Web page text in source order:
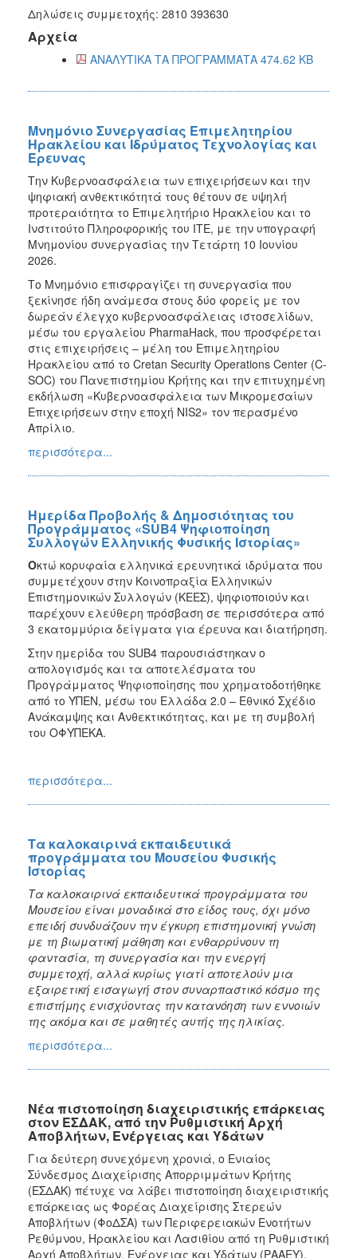
Δηλώσεις συμμετοχής: 2810 393630
Αρχεία
ΑΝΑΛΥΤΙΚΑ ΤΑ ΠΡΟΓΡΑΜΜΑΤΑ 474.62 KB
Μνημόνιο Συνεργασίας Επιμελητηρίου
Ηρακλείου και Ιδρύματος Τεχνολογίας και
Έρευνας
Την Κυβερνοασφάλεια των επιχειρήσεων και την
ψηφιακή ανθεκτικότητά τους θέτουν σε υψηλή
προτεραιότητα το Επιμελητήριο Ηρακλείου και το
Ινστιτούτο Πληροφορικής του ΙΤΕ, με την υπογραφή
Μνημονίου συνεργασίας την Τετάρτη 10 Ιουνίου
2026.
Το Μνημόνιο επισφραγίζει τη συνεργασία που
ξεκίνησε ήδη ανάμεσα στους δύο φορείς με τον
δωρεάν έλεγχο κυβερνοασφάλειας ιστοσελίδων,
μέσω του εργαλείου PharmaHack, που προσφέρεται
στις επιχειρήσεις – μέλη του Επιμελητηρίου
Ηρακλείου από το Cretan Security Operations Center (C-
SOC) του Πανεπιστημίου Κρήτης και την επιτυχημένη
εκδήλωση «Κυβερνοασφάλεια των Μικρομεσαίων
Επιχειρήσεων στην εποχή NIS2» τον περασμένο
Απρίλιο.
περισσότερα...
Ημερίδα Προβολής & Δημοσιότητας του
Προγράμματος «SUB4 Ψηφιοποίηση
Συλλογών Ελληνικής Φυσικής Ιστορίας»
Οκτώ κορυφαία ελληνικά ερευνητικά ιδρύματα που
συμμετέχουν στην Κοινοπραξία Ελληνικών
Επιστημονικών Συλλογών (ΚΕΕΣ), ψηφιοποιούν και
παρέχουν ελεύθερη πρόσβαση σε περισσότερα από
3 εκατομμύρια δείγματα για έρευνα και διατήρηση.
Στην ημερίδα του SUB4 παρουσιάστηκαν ο
απολογισμός και τα αποτελέσματα του
Προγράμματος Ψηφιοποίησης που χρηματοδοτήθηκε
από το ΥΠΕΝ, μέσω του Ελλάδα 2.0 – Εθνικό Σχέδιο
Ανάκαμψης και Ανθεκτικότητας, και με τη συμβολή
του ΟΦΥΠΕΚΑ.
περισσότερα...
Τα καλοκαιρινά εκπαιδευτικά
προγράμματα του Μουσείου Φυσικής
Ιστορίας
Τα καλοκαιρινά εκπαιδευτικά προγράμματα του
Μουσείου είναι μοναδικά στο είδος τους, όχι μόνο
επειδή συνδυάζουν την έγκυρη επιστημονική γνώση
με τη βιωματική μάθηση και ενθαρρύνουν τη
φαντασία, τη συνεργασία και την ενεργή
συμμετοχή, αλλά κυρίως γιατί αποτελούν μια
εξαιρετική εισαγωγή στον συναρπαστικό κόσμο της
επιστήμης ενισχύοντας την κατανόηση των εννοιών
της ακόμα και σε μαθητές αυτής της ηλικίας.
περισσότερα...
Νέα πιστοποίηση διαχειριστικής επάρκειας
στον ΕΣΔΑΚ, από την Ρυθμιστική Αρχή
Αποβλήτων, Ενέργειας και Υδάτων
Για δεύτερη συνεχόμενη χρονιά, ο Ενιαίος
Σύνδεσμος Διαχείρισης Απορριμμάτων Κρήτης
(ΕΣΔΑΚ) πέτυχε να λάβει πιστοποίηση διαχειριστικής
επάρκειας ως Φορέας Διαχείρισης Στερεών
Αποβλήτων (ΦοΔΣΑ) των Περιφερειακών Ενοτήτων
Ρεθύμνου, Ηρακλείου και Λασιθίου από τη Ρυθμιστική
Αρχή Αποβλήτων, Ενέργειας και Υδάτων (ΡΑΑΕΥ).